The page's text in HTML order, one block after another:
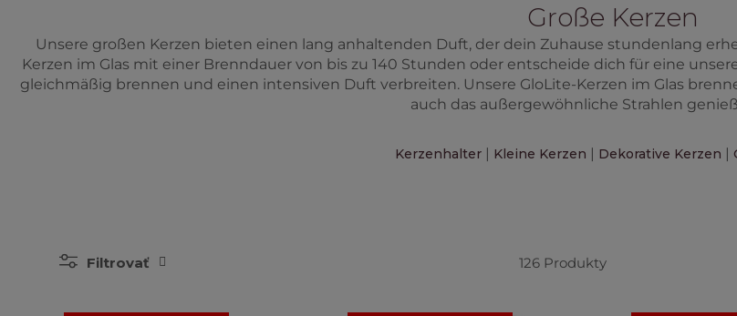
Große Kerzen
Unsere großen Kerzen bieten einen lang anhaltenden Duft, der dein Zuhause stundenlang
Kerzen im Glas mit einer Brenndauer von bis zu 140 Stunden oder entscheide dich für eine
gleichmäßig brennen und einen intensiven Duft verbreiten. Unsere GloLite-Kerzen im Glas
auch das außergewöhnliche Strahlen
Kerzenhalter| Kleine Kerzen | Dekorative Kerzen |
Filtrovať 126 Produkty